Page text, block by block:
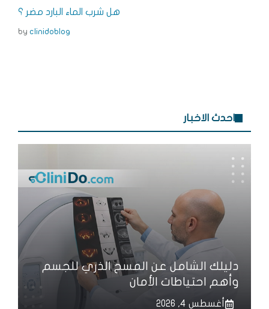
هل شرب الماء البارد مضر ؟
by clinidoblog
احدث الاخبار
دليلك الشامل عن المسح الذري للجسم
وأهم احتياطات الأمان
أغسطس 4, 2026